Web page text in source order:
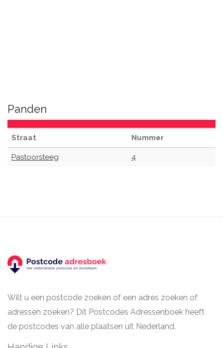
Panden
Straat Nummer
Pastoorsteeg 4
Wilt u een postcode zoeken of een adres zoeken of
adressen zoeken? Dit Postcodes Adressenboek heeft
de postcodes van alle plaatsen uit Nederland.